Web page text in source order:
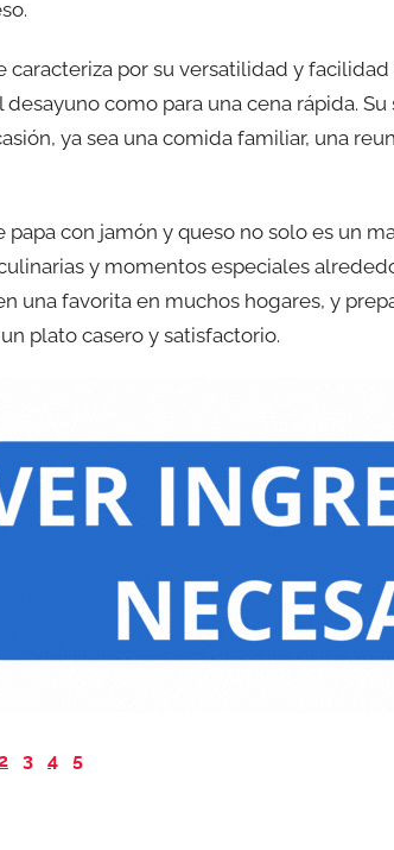
caracteriza por su versatilidad y
desayuno como para una cena rápida.
ya sea una comida familiar, una
papa con jamón y queso no solo es un
y momentos especiales
una favorita en muchos hogares, y
plato casero y satisfactorio.
3 4 5